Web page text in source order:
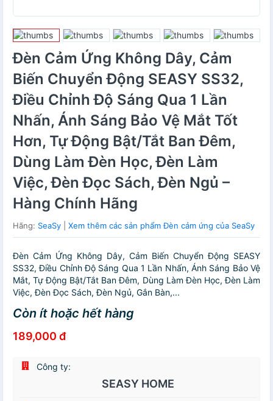
Đèn Cảm Ứng Không Dây, Cảm
Biến Chuyển Động SEASY SS32,
Điều Chỉnh Độ Sáng Qua 1 Lần
Nhấn, Ánh Sáng Bảo Vệ Mắt Tốt
Hơn, Tự Động Bật/Tắt Ban Đêm,
Dùng Làm Đèn Học, Đèn Làm
Việc, Đèn Đọc Sách, Đèn Ngủ –
Hàng Chính Hãng
Hãng: SeaSy Xem thêm các sản phẩm Đèn cảm ứng của SeaSy
Đèn Cảm Ứng Không Dây, Cảm Biến Chuyển Động SEASY
SS32, Điều Chỉnh Độ Sáng Qua 1 Lần Nhấn, Ánh Sáng Bảo Vệ
Mắt, Tự Động Bật/Tắt Ban Đêm, Dùng Làm Đèn Học, Đèn Làm
Việc, Đèn Đọc Sách, Đèn Ngủ, Gắn Bàn,...
Còn ít hoặc hết hàng
189,000 đ
Công ty:
SEASY HOME